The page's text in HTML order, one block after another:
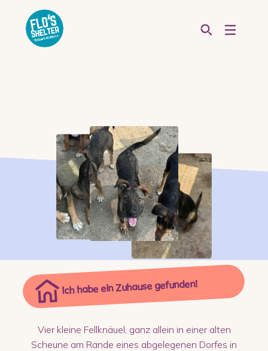
Ich habe ein Zuhause gefunden!
Vier kleine Fellknäuel, ganz allein in einer alten
Scheune am Rande eines abgelegenen Dorfes in